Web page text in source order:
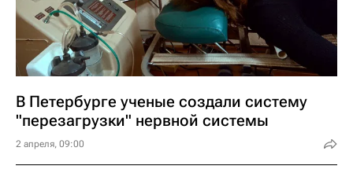
В Петербурге ученые создали систему
"перезагрузки" нервной системы
2 апреля, 09:00